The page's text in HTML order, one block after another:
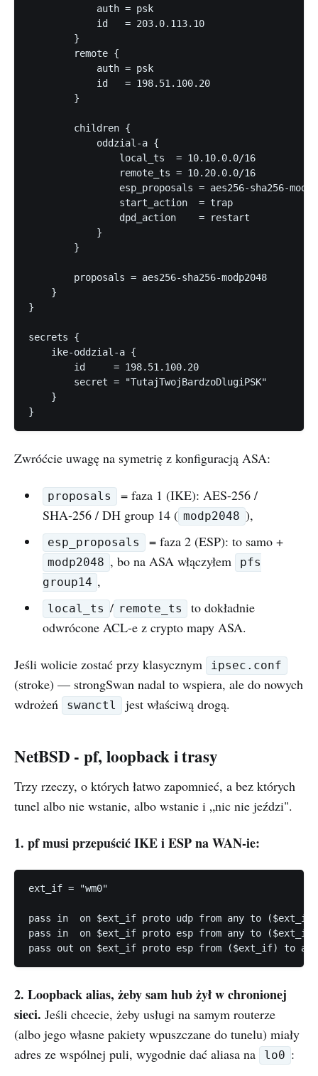
            auth = psk
            id   = 203.0.113.10
        }
        remote {
            auth = psk
            id   = 198.51.100.20
        }
        children {
            oddzial-a {
                local_ts  = 10.10.0.0/16
                remote_ts = 10.20.0.0/16
esp_proposals = aes256-sha256-
                start_action  = trap
                dpd_action    = restart
            }
        }
        proposals = aes256-sha256-modp2048
    }
}
secrets {
    ike-oddzial-a {
        id     = 198.51.100.20
        secret = "TutajTwojBardzoDlugiPSK"
    }
Zwróćcie uwagę na symetrię z konfiguracją ASA:
proposals
= faza 1 (IKE): AES-256 /
SHA-256 / DH group 14 ( modp2048 ),
esp_proposals = faza 2 (ESP): to samo +
modp2048 , bo na ASA włączyłem
pfs
group14 ,
local_ts / remote_ts
to dokładnie
odwrócone ACL-e z crypto mapy ASA.
Jeśli wolicie zostać przy klasycznym ipsec.conf
(stroke) — strongSwan nadal to wspiera, ale do nowych
wdrożeń
swanctl jest właściwą drogą.
NetBSD - pf, loopback i trasy
Trzy rzeczy, o których łatwo zapomnieć, a bez których
tunel albo nie wstanie, albo wstanie i „nic nie jeździ".
1. pf musi przepuścić IKE i ESP na WAN-ie:
ext_if = "wm0"
pass in  on $ext_if proto udp from any to
pass in  on $ext_if proto esp from any to ($ext_if)
2. Loopback alias, żeby sam hub żył w chronionej
sieci. Jeśli chcecie, żeby usługi na samym routerze
(albo jego własne pakiety wpuszczane do tunelu) miały
adres ze wspólnej puli, wygodnie dać aliasa na
lo0 :